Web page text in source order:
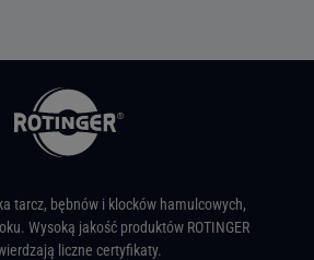
tarcz, bębnów i klocków hamulcowych,
Wysoką jakość produktów ROTINGER
liczne certyfikaty.